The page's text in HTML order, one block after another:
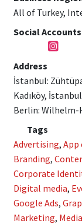
All of Turkey,
Social Accounts
Address
İstanbul:
Kadıköy,
Berlin: Wilhelm-
Tags
Advertising, App
Branding,
Corporate
Digital media,
Google Ads,
Marketing,